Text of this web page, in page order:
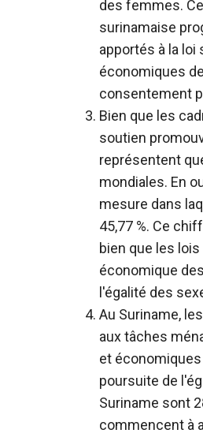
des femmes.
surinamaise
apportés à la
économiques
consentement
Bien que les
soutien
représentent
mondiales. En
mesure dans
45,77 %. Ce
bien que les
économique
l'égalité des
Au Suriname,
aux tâches
et
poursuite de
Suriname sont
commencent à